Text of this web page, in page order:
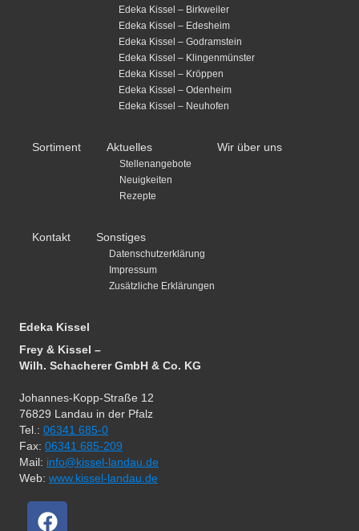
Edeka Kissel – Birkweiler
Edeka Kissel – Edesheim
Edeka Kissel – Godramstein
Edeka Kissel – Klingenmünster
Edeka Kissel – Kröppen
Edeka Kissel – Odenheim
Edeka Kissel – Neuhofen
Sortiment Aktuelles
Stellenangebote
Neuigkeiten
Rezepte
Wir über uns
Kontakt Sonstiges
Datenschutzerklärung
Impressum
Zusätzliche Erklärungen
Edeka Kissel
Frey & Kissel –
Wilh. Schacherer GmbH & Co. KG
Johannes-Kopp-Straße 12
76829 Landau in der Pfalz
Tel.: 06341 685-0
Fax: 06341 685-209
Mail: info@kissel-landau.de
Web: www.kissel-landau.de